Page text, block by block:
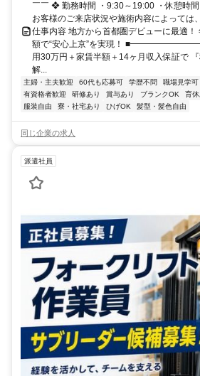
￣￣ ❖ 勤務時間 ・9:30～19:00 ・休憩時
お客様のご来店状況や施術内容によっては
仕事内容 地方から首都圏デビューに最適
額で“安心上京”を実現！
用30万円＋家賃半額＋14ヶ月収入保証で
解...
主婦・主夫歓迎 60代も応募可 学歴不問 職場見学可
有資格者歓迎
研修あり 賞与あり ブランクOK 育
服装自由
寮・社宅あり ひげOK 髪型・髪色自由
同じ企業の求人
派遣社員